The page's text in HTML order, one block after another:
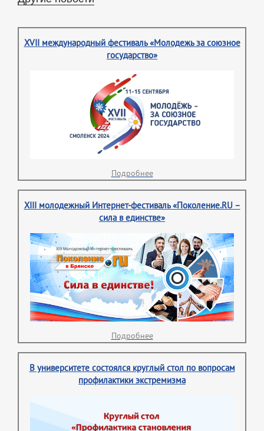
XVII международный фестиваль «Молодежь за союзное
государство»
Подробнее
XIII молодежный Интернет-фестиваль «Поколение.RU –
сила в единстве»
Подробнее
В университете состоялся круглый стол по вопросам
профилактики экстремизма